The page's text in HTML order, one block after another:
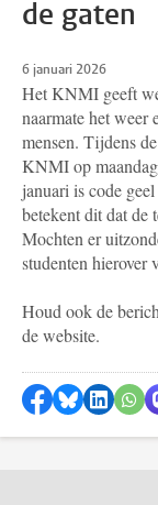
de gaten
6 januari 2026
Het KNMI geeft
naarmate het weer
mensen. Tijdens
KNMI op
januari is code
betekent dit dat de
Mochten er
studenten hierover
Houd ook de
de website.
Delen op
Delen via
Delen